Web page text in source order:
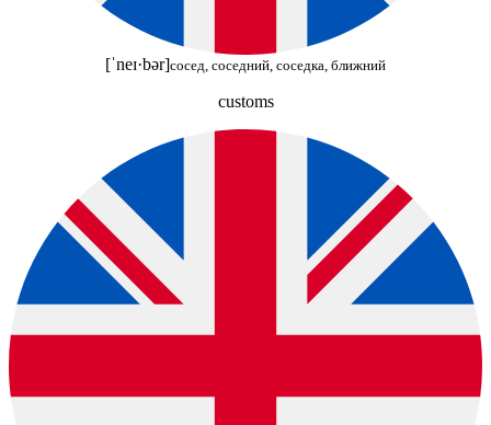
[ˈneɪ·bər]сосед, соседний, соседка, ближний
customs